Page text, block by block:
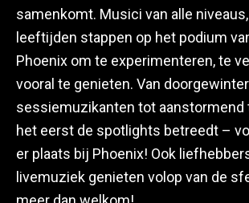
samenkomt. Musici van alle
leeftijden stappen op het podium
Phoenix om te experimenteren, te
vooral te genieten. Van
sessiemuzikanten tot aanstormend
het eerst de spotlights betreedt –
er plaats bij Phoenix! Ook
livemuziek genieten volop van de